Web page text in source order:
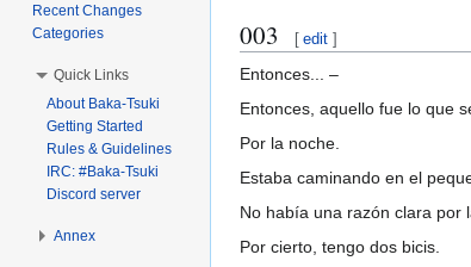
Jump
to
navigation
Jump
to
search
003 [ edit ]
Entonces... –
Entonces, aquello fue lo que
Por la noche.
Estaba caminando en el
No había una razón clara por
Por cierto, tengo dos bicis.
Recent Changes
Categories
Quick Links
About Baka-Tsuki
Getting Started
Rules & Guidelines
IRC: #Baka-Tsuki
Discord server
Annex